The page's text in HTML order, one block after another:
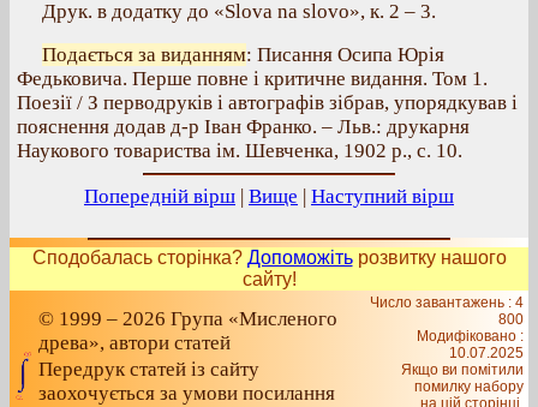
Друк. в додатку до «Slova na slovo», к. 2 – 3.
Подається за виданням: Писання Осипа Юрія
Федьковича. Перше повне і критичне видання. Том 1.
Поезії / З перводруків і автографів зібрав, упорядкував і
пояснення додав д-р Іван Франко. – Льв.: друкарня
Наукового товариства ім. Шевченка, 1902 р., с. 10.
Попередній вірш | Вище | Наступний вірш
Сподобалась сторінка? Допоможітьрозвитку нашого
сайту!
© 1999 – 2026 Група «Мисленого
древа», автори статей
Передрук статей із сайту
заохочується за умови посилання
Число завантажень : 4
800
Модифіковано :
10.07.2025
Якщо ви помітили
помилку набору
на цiй сторiнцi,